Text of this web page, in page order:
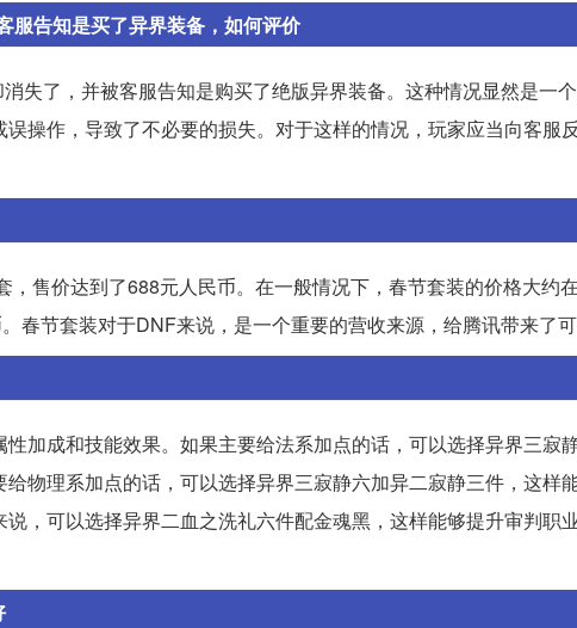
服告知是买了异界装备，如何评价
失了，并被客服告知是购买了绝版异界装备。这种情况显然是一
操作，导致了不必要的损失。对于这样的情况，玩家应当向客服
售价达到了688元人民币。在一般情况下，春节套装的价格大约
春节套装对于DNF来说，是一个重要的营收来源，给腾讯带来了可
加成和技能效果。如果主要给法系加点的话，可以选择异界三寂
物理系加点的话，可以选择异界三寂静六加异二寂静三件，这样
，可以选择异界二血之洗礼六件配金魂黑，这样能够提升审判职